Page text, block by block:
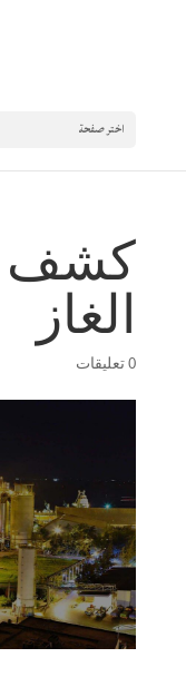
اختر صفحة
كشف
الغاز0 تعليقات